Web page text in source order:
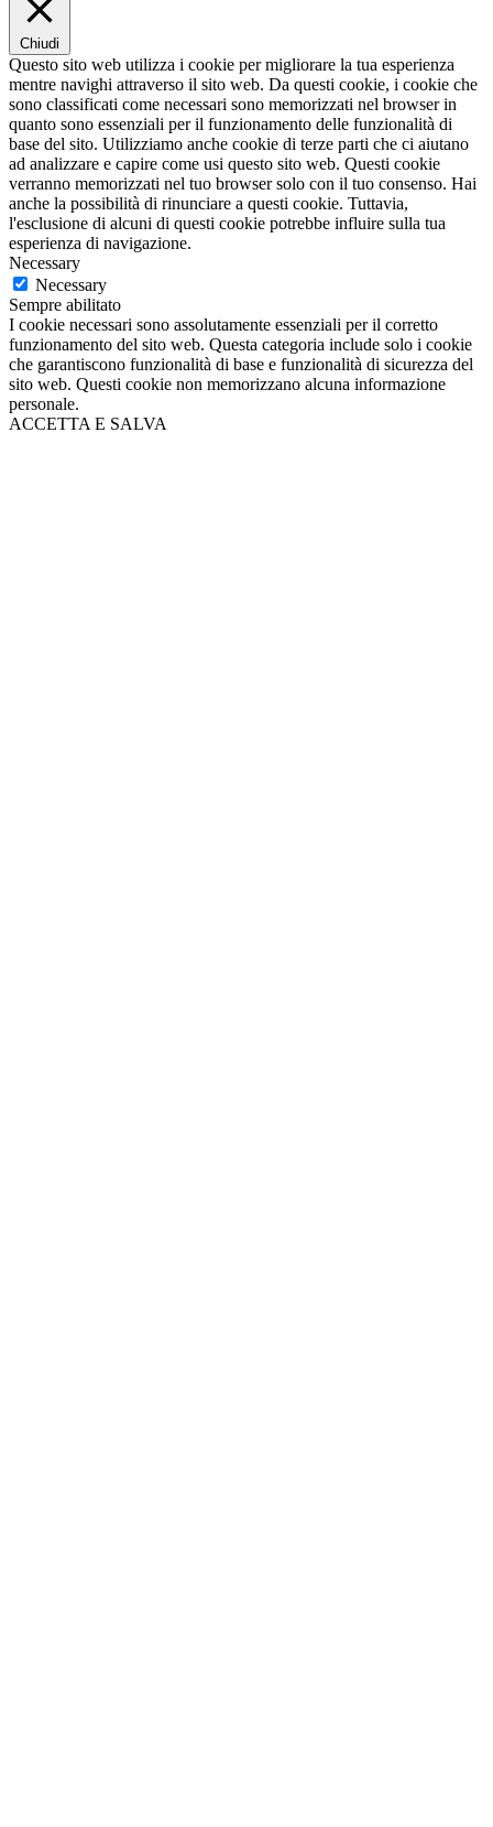
Chiudi
Questo sito web utilizza i cookie per migliorare la tua esperienza
mentre navighi attraverso il sito web. Da questi cookie, i cookie che
sono classificati come necessari sono memorizzati nel browser in
quanto sono essenziali per il funzionamento delle funzionalità di
base del sito. Utilizziamo anche cookie di terze parti che ci aiutano
ad analizzare e capire come usi questo sito web. Questi cookie
verranno memorizzati nel tuo browser solo con il tuo consenso. Hai
anche la possibilità di rinunciare a questi cookie. Tuttavia,
l'esclusione di alcuni di questi cookie potrebbe influire sulla tua
esperienza di navigazione.
Necessary
Necessary
Sempre abilitato
I cookie necessari sono assolutamente essenziali per il corretto
funzionamento del sito web. Questa categoria include solo i cookie
che garantiscono funzionalità di base e funzionalità di sicurezza del
sito web. Questi cookie non memorizzano alcuna informazione
personale.
ACCETTA E SALVA